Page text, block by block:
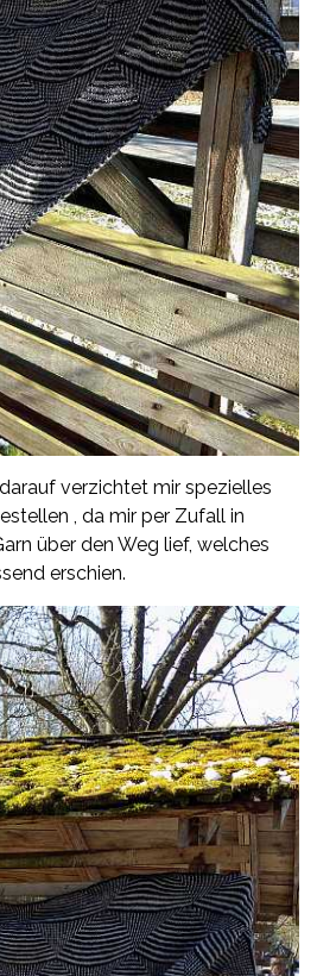
verzichtet mir spezielles
, da mir per Zufall in
über den Weg lief, welches
erschien.